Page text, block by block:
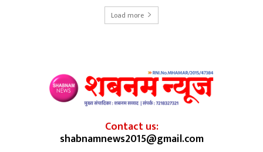
Load more
Contact us:
shabnamnews2015@gmail.com